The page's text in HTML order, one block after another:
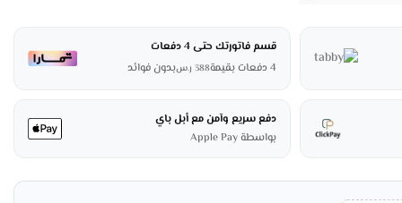
قسم فاتورتك حتى 4 دفعات
4 دفعات بقيمة
388 ر.سبدون فوائد
دفع سريع وآمن مع أبل باي
بواسطة Apple Pay